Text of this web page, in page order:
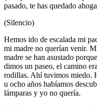
pasado, te has quedado
(Silencio)
Hemos ido de escalada mi
mi madre no querían venir.
madre se han asustado
dimos un paseo, el camino
rodillas. Ahí tuvimos miedo.
u ocho años habíamos
lámparas y yo no quería.